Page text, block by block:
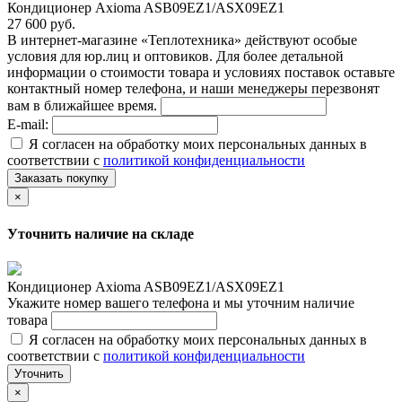
Кондиционер Axioma ASB09EZ1/ASX09EZ1
27 600 руб.
В интернет-магазине «Теплотехника» действуют особые
условия для юр.лиц и оптовиков. Для более детальной
информации о стоимости товара и условиях поставок оставьте
контактный номер телефона, и наши менеджеры перезвонят
вам в ближайшее время.
E-mail:
Я согласен на обработку моих персональных данных в
соответствии с политикой конфиденциальности
Заказать покупку
×
Уточнить наличие на складе
Кондиционер Axioma ASB09EZ1/ASX09EZ1
Укажите номер вашего телефона и мы уточним наличие
товара
Я согласен на обработку моих персональных данных в
соответствии с политикой конфиденциальности
Уточнить
×